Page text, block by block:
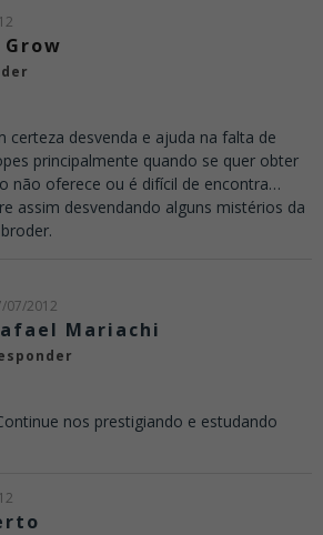
certeza desvenda e ajuda na falta de
principalmente quando se quer obter
não oferece ou é difícil de encontra…
assim desvendando alguns mistérios da
07/2012
Mariachi
nos prestigiando e estudando